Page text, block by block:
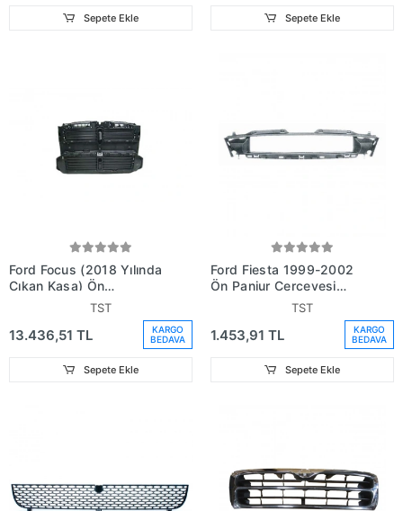
Sepete Ekle Sepete Ekle
Ford Focus (2018 Yılında
Çıkan Kasa) Ön
Panelplastiği (Oem No:
TST
13.436,51 TL
KARGO
BEDAVA
Sepete Ekle
Ford Fiesta 1999-2002
Ön Panjur Çerçevesi
TST
1.453,91 TL
KARGO
BEDAVA
Sepete Ekle